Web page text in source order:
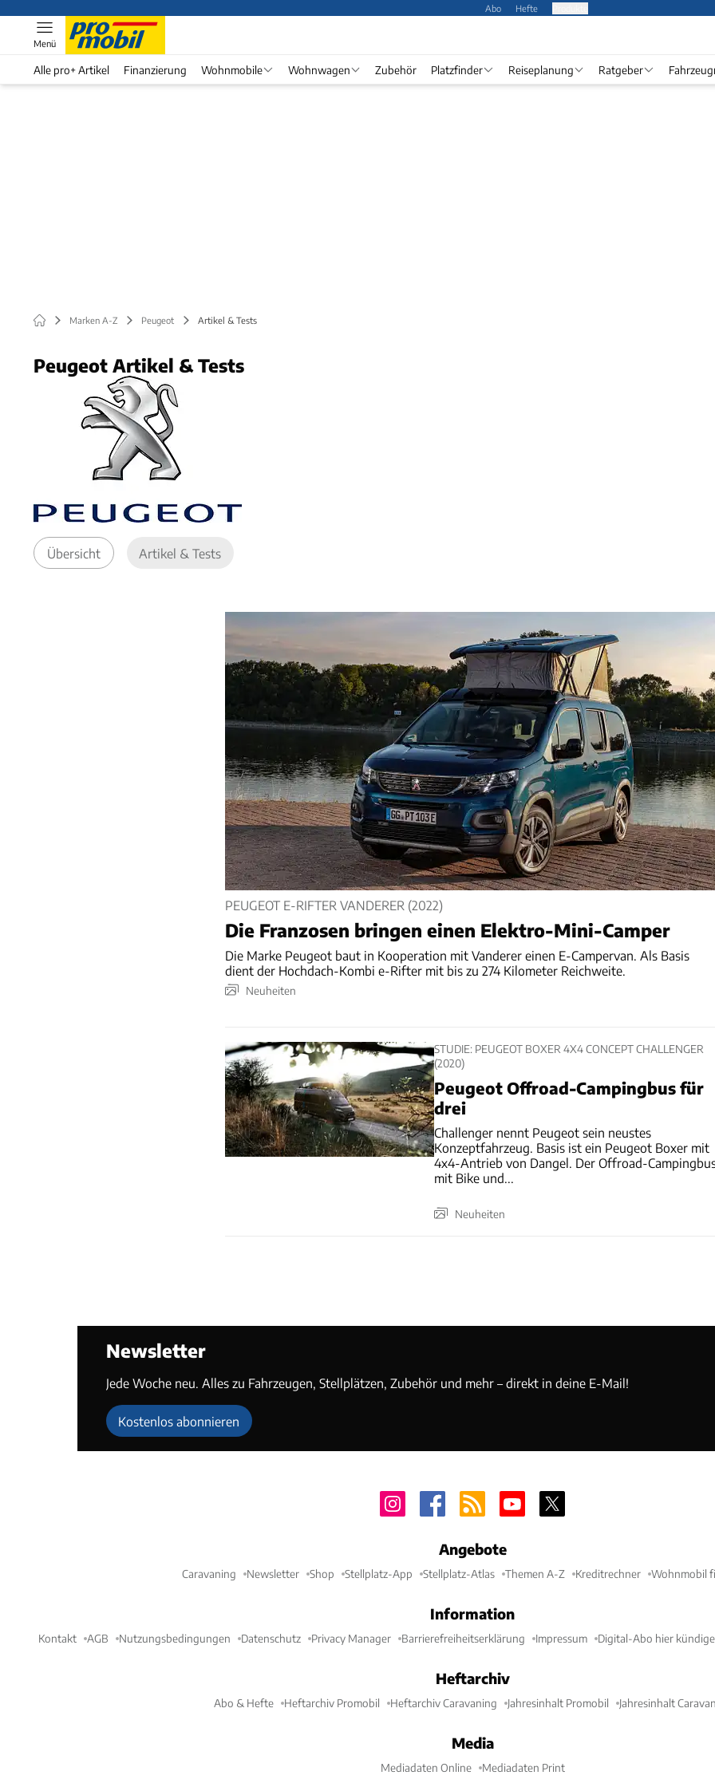
Abo Hefte
Menü
Alle pro+ Artikel Finanzierung Wohnmobile Wohnwagen Zubehör Platzfinder Reiseplanung Ratgeber
Marken A-Z Peugeot Artikel & Tests
Peugeot Artikel & Tests
Übersicht Artikel & Tests
PEUGEOT E-RIFTER VANDERER (2022)
Die Franzosen bringen einen Elektro-Mini-Camper
Die Marke Peugeot baut in Kooperation mit Vanderer einen E-Campervan. Als Basis
dient der Hochdach-Kombi e-Rifter mit bis zu 274 Kilometer Reichweite.
Neuheiten
STUDIE: PEUGEOT BOXER 4X4 CONCEPT CHALLENGER
(2020)
Peugeot Offroad-Campingbus für
drei
Challenger nennt Peugeot sein neustes
Konzeptfahrzeug. Basis ist ein Peugeot Boxer mit
4x4-Antrieb von Dangel. Der Offroad-
mit Bike und...
Neuheiten
Newsletter
Jede Woche neu. Alles zu Fahrzeugen, Stellplätzen, Zubehör und mehr – direkt in deine E-Mail!
Kostenlos abonnieren
Angebote
Caravaning Newsletter Shop Stellplatz-App Stellplatz-Atlas Themen A-Z Kreditrechner Wohnmobil
Information
Kontakt AGB Nutzungsbedingungen Datenschutz Privacy Manager Barrierefreiheitserklärung Impressum Digital-Abo hier
Heftarchiv
Abo & Hefte Heftarchiv Promobil Heftarchiv Caravaning Jahresinhalt Promobil Jahresinhalt
Media
Mediadaten Online Mediadaten Print